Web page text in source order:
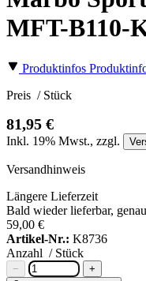
MFT-B110-
Produktinfos
Preis / Stück
81,95 €
Inkl. 19% Mwst., zzgl.
Versandhinweis
Längere Lieferzeit
Bald wieder lieferbar,
59,00 €
Artikel-Nr.: K8736
Anzahl / Stück
− +